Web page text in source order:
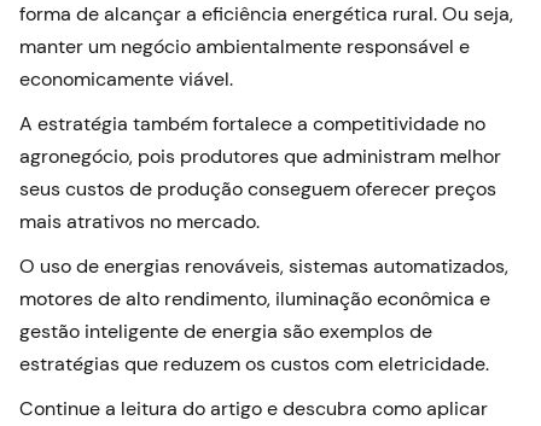
forma de alcançar a eficiência energética rural. Ou seja,
manter um negócio ambientalmente responsável e
economicamente viável.
A estratégia também fortalece a competitividade no
agronegócio, pois produtores que administram melhor
seus custos de produção conseguem oferecer preços
mais atrativos no mercado.
O uso de energias renováveis, sistemas automatizados,
motores de alto rendimento, iluminação econômica e
gestão inteligente de energia são exemplos de
estratégias que reduzem os custos com eletricidade.
Continue a leitura do artigo e descubra como aplicar